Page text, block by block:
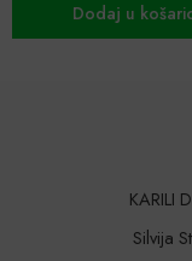
Dodaj u
KARILI
Silvija